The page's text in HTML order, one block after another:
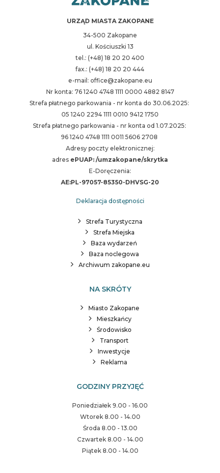
URZĄD MIASTA ZAKOPANE
34-500 Zakopane
ul. Kościuszki 13
tel.: (+48) 18 20 20 400
fax.: (+48) 18 20 20 444
e-mail: office@zakopane.eu
Nr konta: 76 1240 4748 1111 0000 4882 8147
Strefa płatnego parkowania - nr konta do 30.06.2025:
05 1240 2294 1111 0010 9412 1750
Strefa płatnego parkowania - nr konta od 1.07.2025:
96 1240 4748 1111 0011 5606 2708
Adresy poczty elektronicznej:
adres ePUAP: /umzakopane/skrytka
E-Doręczenia:
AE:PL-97057-85350-DHVSG-20
Deklaracja dostępności
Strefa Turystyczna
Strefa Miejska
Baza wydarzeń
Baza noclegowa
Archiwum zakopane.eu
NA SKRÓTY
Miasto Zakopane
Mieszkańcy
Środowisko
Transport
Inwestycje
Reklama
GODZINY PRZYJĘĆ
Poniedziałek 9.00 - 16.00
Wtorek 8.00 - 14.00
Środa 8.00 - 13.00
Czwartek 8.00 - 14.00
Piątek 8.00 - 14.00